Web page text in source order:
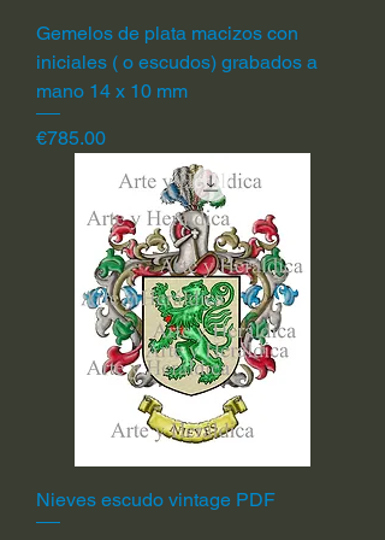
Gemelos de plata macizos con
iniciales ( o escudos) grabados a
mano 14 x 10 mm
Price
€785.00
Nieves escudo vintage PDF